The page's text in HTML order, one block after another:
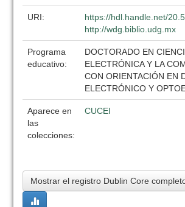
URI:
https://hdl.handle.net/
http://wdg.biblio.udg.mx
Programa
educativo:
DOCTORADO EN
ELECTRÓNICA Y LA
CON ORIENTACIÓN EN
ELECTRÓNICO Y
Aparece en
las
colecciones:
CUCEI
Mostrar el registro Dublin Core